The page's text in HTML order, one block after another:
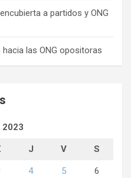
a partidos y ONG
las ONG opositoras
2023
J V S
4 5 6